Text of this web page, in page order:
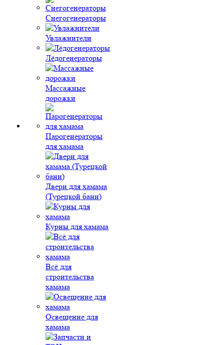
Снегогенераторы
Увлажнители
Лёдогенераторы
Массажные
дорожки
Парогенераторы
для хамама
Двери для хамама
(Турецкой бани)
Курны для хамама
Всё для
строительства
хамама
Освещение для
хамама